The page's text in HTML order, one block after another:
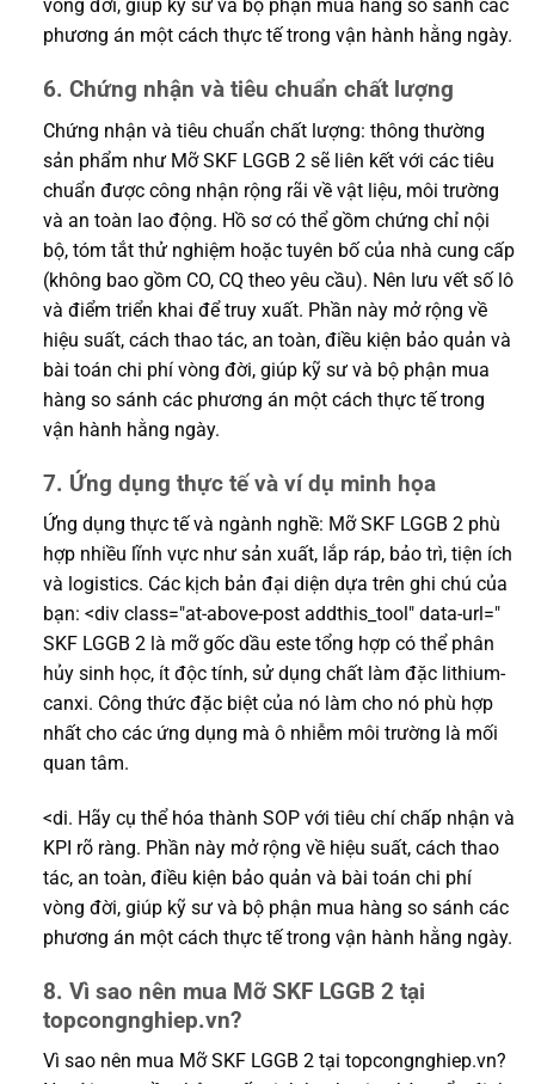
vòng đời, giúp kỹ sư và bộ phận mua hàng so sánh các
phương án một cách thực tế trong vận hành hằng ngày.
6. Chứng nhận và tiêu chuẩn chất lượng
Chứng nhận và tiêu chuẩn chất lượng: thông thường
sản phẩm như Mỡ SKF LGGB 2 sẽ liên kết với các tiêu
chuẩn được công nhận rộng rãi về vật liệu, môi trường
và an toàn lao động. Hồ sơ có thể gồm chứng chỉ nội
bộ, tóm tắt thử nghiệm hoặc tuyên bố của nhà cung cấp
(không bao gồm CO, CQ theo yêu cầu). Nên lưu vết số lô
và điểm triển khai để truy xuất. Phần này mở rộng về
hiệu suất, cách thao tác, an toàn, điều kiện bảo quản và
bài toán chi phí vòng đời, giúp kỹ sư và bộ phận mua
hàng so sánh các phương án một cách thực tế trong
vận hành hằng ngày.
7. Ứng dụng thực tế và ví dụ minh họa
Ứng dụng thực tế và ngành nghề: Mỡ SKF LGGB 2 phù
hợp nhiều lĩnh vực như sản xuất, lắp ráp, bảo trì, tiện ích
và logistics. Các kịch bản đại diện dựa trên ghi chú của
bạn: <div class="at-above-post addthis_tool" data-url="
SKF LGGB 2 là mỡ gốc dầu este tổng hợp có thể phân
hủy sinh học, ít độc tính, sử dụng chất làm đặc lithium-
canxi. Công thức đặc biệt của nó làm cho nó phù hợp
nhất cho các ứng dụng mà ô nhiễm môi trường là mối
quan tâm.
<di. Hãy cụ thể hóa thành SOP với tiêu chí chấp nhận và
KPI rõ ràng. Phần này mở rộng về hiệu suất, cách thao
tác, an toàn, điều kiện bảo quản và bài toán chi phí
vòng đời, giúp kỹ sư và bộ phận mua hàng so sánh các
phương án một cách thực tế trong vận hành hằng ngày.
8. Vì sao nên mua Mỡ SKF LGGB 2 tại
topcongnghiep.vn?
Vì sao nên mua Mỡ SKF LGGB 2 tại topcongnghiep.vn?